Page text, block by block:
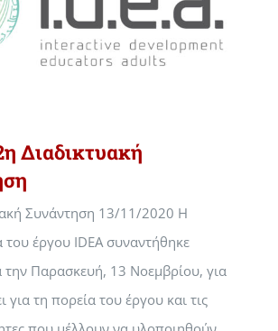
Διαδικτυακή
Συνάντηση 13/11/2020 Η
του έργου IDEA συναντήθηκε
την Παρασκευή, 13 Νοεμβρίου, για
για τη πορεία του έργου και τις